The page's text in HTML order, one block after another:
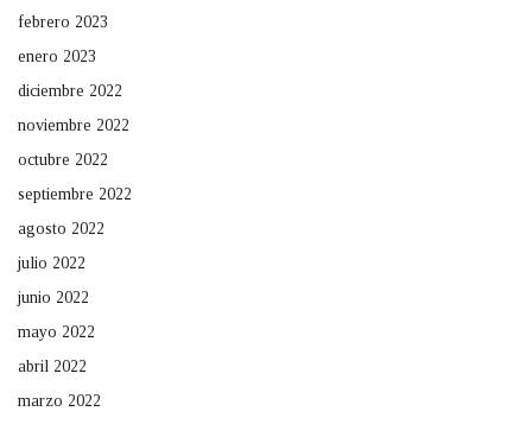
febrero 2023
enero 2023
diciembre 2022
noviembre 2022
octubre 2022
septiembre 2022
agosto 2022
julio 2022
junio 2022
mayo 2022
abril 2022
marzo 2022